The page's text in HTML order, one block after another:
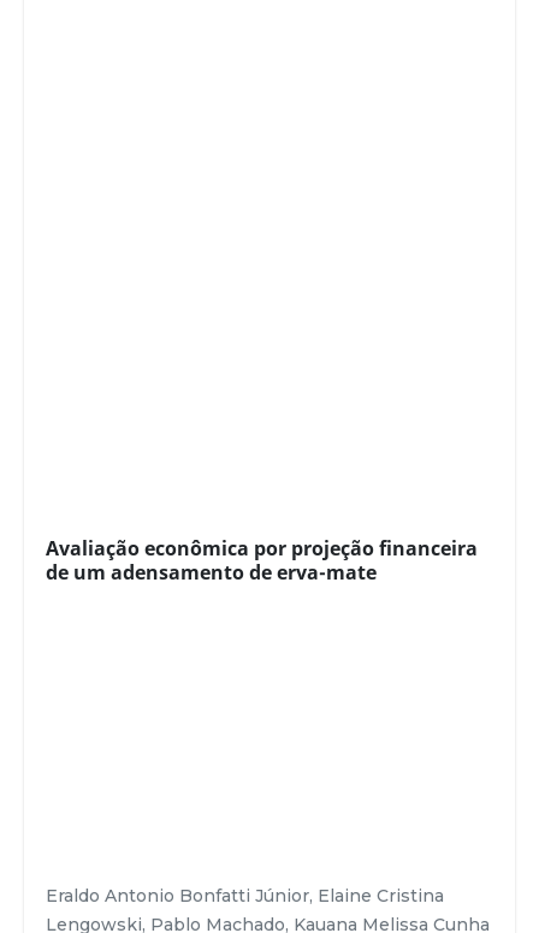
Avaliação econômica por projeção financeira
de um adensamento de erva-mate
Eraldo Antonio Bonfatti Júnior, Elaine Cristina
Lengowski, Pablo Machado, Kauana Melissa Cunha